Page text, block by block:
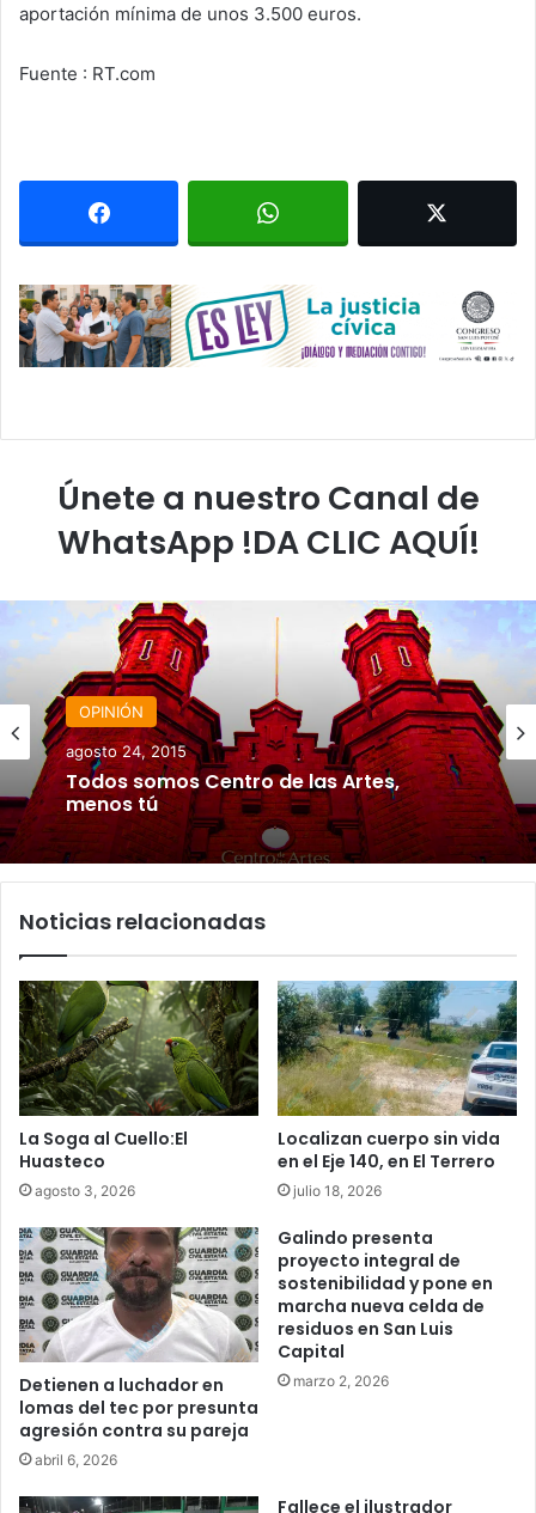
aportación mínima de unos 3.500 euros.
Fuente : RT.com
Únete a nuestro Canal de
WhatsApp !DA CLIC AQUÍ!
OPINIÓN
agosto 24, 2015
Todos somos Centro de las Artes,
menos tú
Noticias relacionadas
La Soga al Cuello:El
Huasteco
agosto 3, 2026
Localizan cuerpo sin vida
en el Eje 140, en El Terrero
julio 18, 2026
Detienen a luchador en
lomas del tec por presunta
agresión contra su pareja
abril 6, 2026
Galindo presenta
proyecto integral de
sostenibilidad y pone en
marcha nueva celda de
residuos en San Luis
Capital
marzo 2, 2026
Fallece el ilustrador